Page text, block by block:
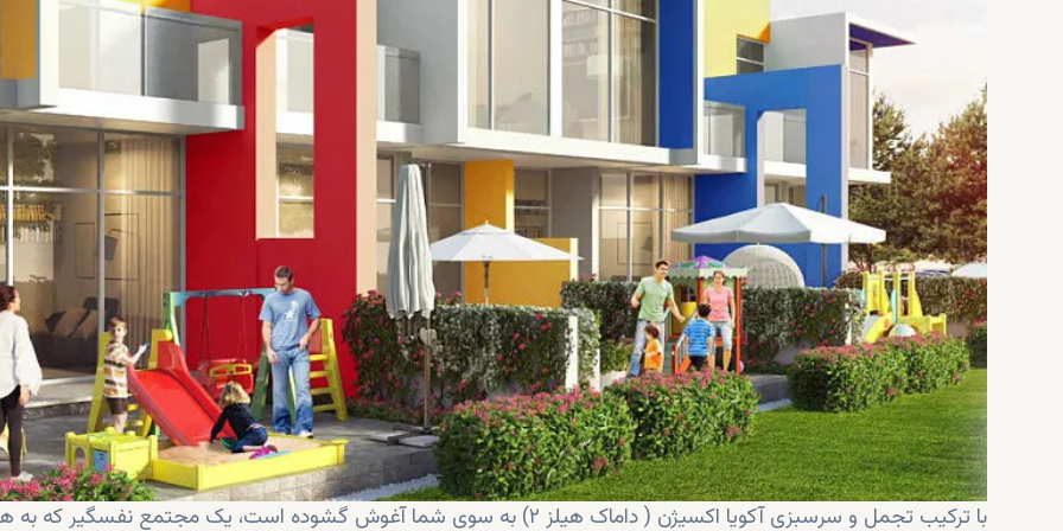
با ترکیب تجمل و سرسبزی آکویا اکسیژن ( داماک هیلز ۲) به سوی شما آغوش گشوده است، یک مجتمع نفسگیر که